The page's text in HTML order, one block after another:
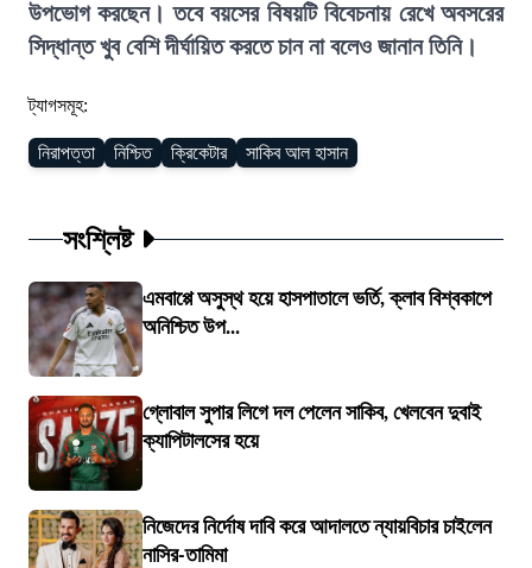
উপভোগ করছেন। তবে বয়সের বিষয়টি বিবেচনায় রেখে অবসরের
সিদ্ধান্ত খুব বেশি দীর্ঘায়িত করতে চান না বলেও জানান তিনি।
ট্যাগসমূহ:
নিরাপত্তা নিশ্চিত ক্রিকেটার সাকিব আল হাসান
সংশ্লিষ্ট
এমবাপ্পে অসুস্থ হয়ে হাসপাতালে ভর্তি, ক্লাব বিশ্বকাপে
অনিশ্চিত উপ...
গ্লোবাল সুপার লিগে দল পেলেন সাকিব, খেলবেন দুবাই
ক্যাপিটালসের হয়ে
নিজেদের নির্দোষ দাবি করে আদালতে ন্যায়বিচার চাইলেন
নাসির-তামিমা